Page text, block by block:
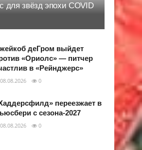
для звёзд эпохи COVID
деГром выйдет
«Ориолс» — питчер
в «Рейнджерс»
0
переезжает в
с сезона-2027
0